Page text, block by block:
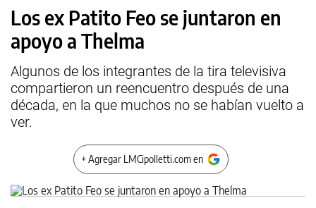
Los ex Patito Feo se juntaron en
apoyo a Thelma
Algunos de los integrantes de la tira televisiva
compartieron un reencuentro después de una
década, en la que muchos no se habían vuelto a
ver.
+ Agregar LMCipolletti.com en